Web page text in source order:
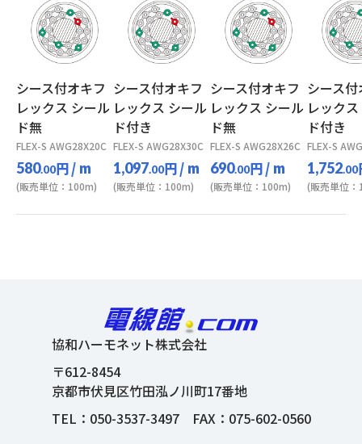
シース付オキフ
レックス シール
ド無
FLEX-S AWG28X20C
580.00円/ m
(販売単位：100m)
シース付オキフ
レックス シール
ド付き
FLEX-S AWG28X30C
1,097.00円/ m
(販売単位：100m)
シース付オキフ
レックス シール
ド無
FLEX-S AWG28X26C
690.00円/ m
(販売単位：100m)
シース
レック
ド付き
FLEX-S
1,752.00
(販売単位
協和ハーモネット株式会社
〒612-8454
京都市伏見区竹田泓ノ川町17番地
TEL： 050-3537-3497FAX：075-602-0560